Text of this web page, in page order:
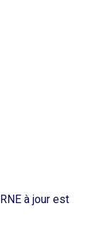
à jour est